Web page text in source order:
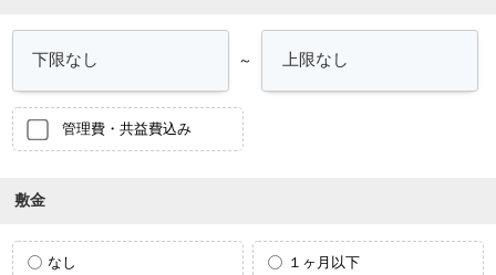
～
管理費・共益費込み
敷金
なし １ヶ月以下